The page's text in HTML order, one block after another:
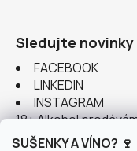
SUŠENKY A VÍNO? 🍷
Sledujte novinky
FACEBOOK
LINKEDIN
INSTAGRAM
18+ Alkohol
rozumem.